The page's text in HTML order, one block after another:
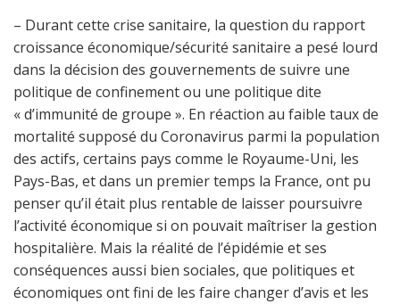
– Durant cette crise sanitaire, la question du rapport
croissance économique/sécurité sanitaire a pesé lourd
dans la décision des gouvernements de suivre une
politique de confinement ou une politique dite
« d’immunité de groupe ». En réaction au faible taux de
mortalité supposé du Coronavirus parmi la population
des actifs, certains pays comme le Royaume-Uni, les
Pays-Bas, et dans un premier temps la France, ont pu
penser qu’il était plus rentable de laisser poursuivre
l’activité économique si on pouvait maîtriser la gestion
hospitalière. Mais la réalité de l’épidémie et ses
conséquences aussi bien sociales, que politiques et
économiques ont fini de les faire changer d’avis et les